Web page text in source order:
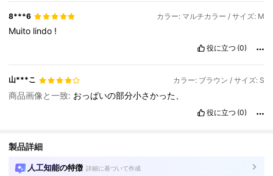
8***6 カラー: マルチカラー / サイズ: M
Muito lindo !
役に立つ (0)
山***こ カラー: ブラウン / サイズ: S
商品画像と一致: おっぱいの部分小さかった、
役に立つ (0)
製品詳細
人工知能の特徴 詳細に基づいて作成